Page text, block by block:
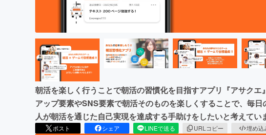
朝活を楽しく行うことで朝活の習慣化を目指すアプリ『アサクエ
アップ要素やSNS要素で朝活そのものを楽しくすることで、毎
人が朝活を通じた自己実現を達成する手助けをしたいと考えてい
ポスト シェア LINEで送る URLコピー 埋め込